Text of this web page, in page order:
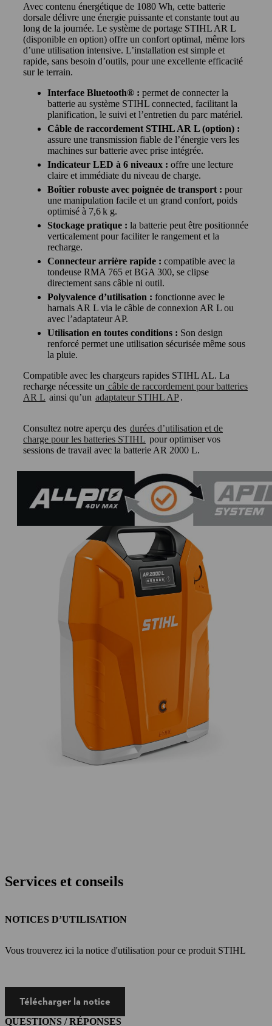
Avec contenu énergétique de 1080 Wh, cette batterie
dorsale délivre une énergie puissante et constante tout au
long de la journée. Le système de portage STIHL AR L
(disponible en option) offre un confort optimal, même lors
d’une utilisation intensive. L’installation est simple et
rapide, sans besoin d’outils, pour une excellente efficacité
sur le terrain.
Interface Bluetooth® : permet de connecter la
batterie au système STIHL connected, facilitant la
planification, le suivi et l’entretien du parc matériel.
Câble de raccordement STIHL AR L (option) :
assure une transmission fiable de l’énergie vers les
machines sur batterie avec prise intégrée.
Indicateur LED à 6 niveaux : offre une lecture
claire et immédiate du niveau de charge.
Boîtier robuste avec poignée de transport : pour
une manipulation facile et un grand confort, poids
optimisé à 7,6 k g.
Stockage pratique : la batterie peut être positionnée
verticalement pour faciliter le rangement et la
recharge.
Connecteur arrière rapide : compatible avec la
tondeuse RMA 765 et BGA 300, se clipse
directement sans câble ni outil.
Polyvalence d’utilisation : fonctionne avec le
harnais AR L via le câble de connexion AR L ou
avec l’adaptateur AP.
Utilisation en toutes conditions : Son design
renforcé permet une utilisation sécurisée même sous
la pluie.
Compatible avec les chargeurs rapides STIHL AL. La
recharge nécessite un câble de raccordement pour batteries
AR L ainsi qu’un adaptateur STIHL AP.
Consultez notre aperçu des durées d’utilisation et de
charge pour les batteries STIHL pour optimiser vos
sessions de travail avec la batterie AR 2000 L.
Services et conseils
NOTICES D’UTILISATION
Vous trouverez ici la notice d'utilisation pour ce produit STIHL
Télécharger la notice
QUESTIONS / RÉPONSES